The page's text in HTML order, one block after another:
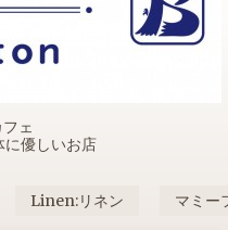
ェ
に優しいお店
Linen:リネン マミー